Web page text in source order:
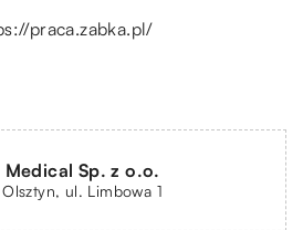
praca.zabka.pl/
Medical Sp. z o.o.
ul. Limbowa 1